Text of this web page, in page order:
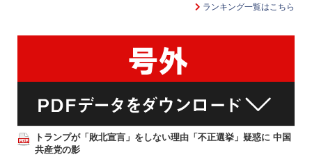
ランキング一覧はこちら
トランプが「敗北宣言」をしない理由「不正選挙」疑惑に 中国
共産党の影